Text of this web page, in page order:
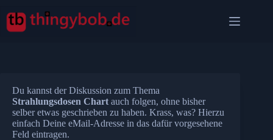
Inhalt
springen
Du kannst der Diskussion zum Thema
Strahlungsdosen Chart auch folgen, ohne bisher
selber etwas geschrieben zu haben. Krass, was? Hierzu
einfach Deine eMail-Adresse in das dafür vorgesehene
Feld eintragen.